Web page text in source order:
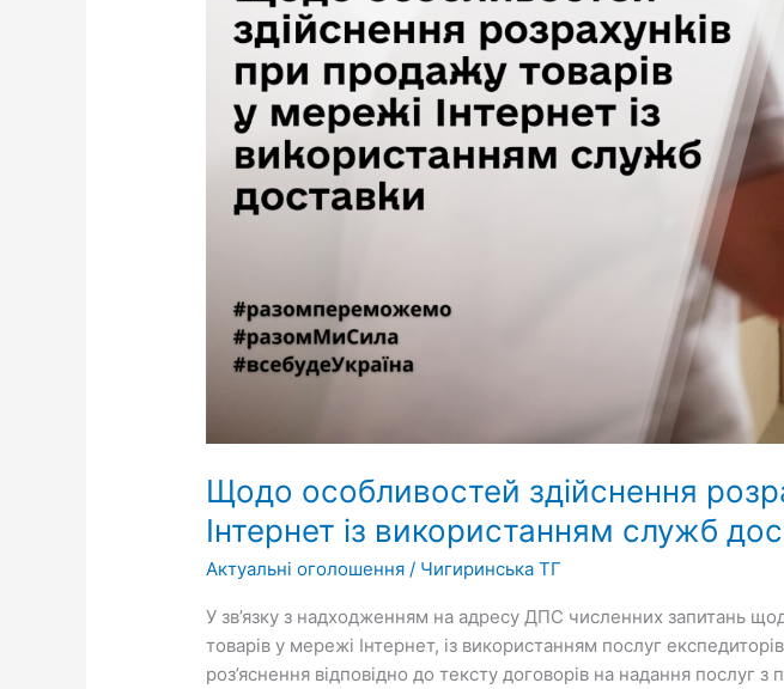
Щодо особливостей здійснення
Інтернет із використанням служб
Актуальні оголошення / Чигиринська ТГ
У зв’язку з надходженням на адресу ДПС численних запитань
товарів у мережі Інтернет, із використанням послуг
роз’яснення відповідно до тексту договорів на надання послуг
мережі
Інтернет
використанням
служб
доставки